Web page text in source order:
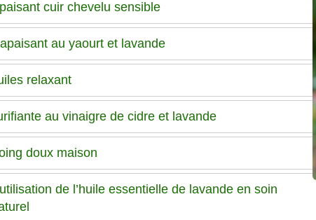
cuir chevelu sensible
au yaourt et lavande
relaxant
au vinaigre de cidre et lavande
doux maison
de l’huile essentielle de lavande en soin